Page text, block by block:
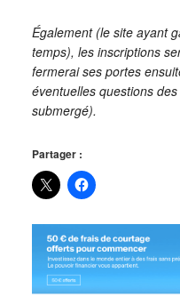
Également(le site ayant
temps), les inscriptions
fermerai ses portes
éventuelles questions
submergé).
Partager :